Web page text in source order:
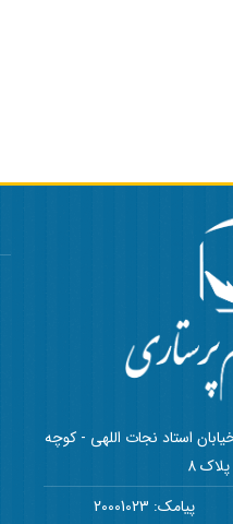
استاد نجات اللهی - کوچه
8
پیامک: 20001023